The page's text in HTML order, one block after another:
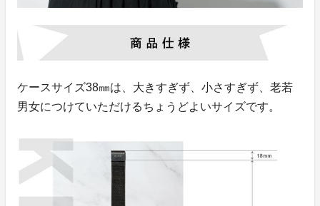
ケースサイズ38㎜は、大きすぎず、小さすぎず、老若
男女につけていただけるちょうどよいサイズです。